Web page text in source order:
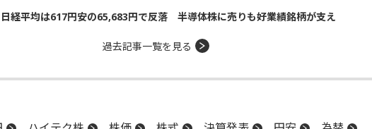
日経平均は617円安の65,683円で反落 半導体株に売りも好業績銘柄が支え
過去記事一覧を見る